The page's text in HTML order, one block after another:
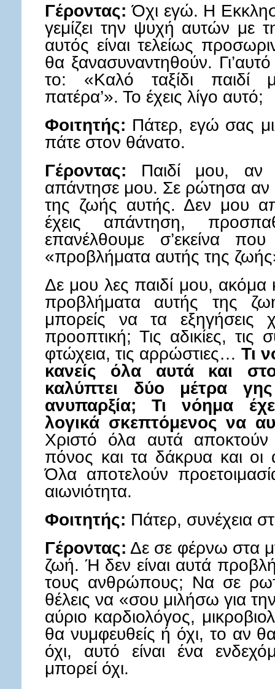
Γέροντας: Όχι εγώ. Η
γεμίζει την ψυχή αυτών με
αυτός είναι τελείως
θα ξανασυναντηθούν.
το: «Καλό ταξίδι παιδί
πατέρα’». Το έχεις λίγο αυτό;
Φοιτητής: Πάτερ, εγώ σας
πάτε στον θάνατο.
Γέροντας: Παιδί μου, αν
απάντησε μου. Σε ρώτησα αν
της ζωής αυτής. Δεν μου
έχεις απάντηση,
επανέλθουμε σ’εκείνα
«προβλήματα αυτής της
Δε μου λες παιδί μου, ακόμα
προβλήματα αυτής της
μπορείς να τα εξηγήσεις
προοπτική; Τις αδικίες,
φτώχεια, τις αρρώστιες… Τι
κανείς όλα αυτά και
καλύπτει δύο μέτρα
ανυπαρξία; Τι νόημα
λογικά σκεπτόμενος να
Χριστό όλα αυτά
πόνος και τα δάκρυα και οι
Όλα αποτελούν
αιωνιότητα.
Φοιτητής: Πάτερ, συνέχεια
Γέροντας: Δε σε φέρνω στα
ζωή. Ή δεν είναι αυτά
τους ανθρώπους; Να σε
θέλεις να «σου μιλήσω για
αύριο καρδιολόγος,
θα νυμφευθείς ή όχι, το αν
όχι, αυτό είναι ένα
μπορεί όχι.